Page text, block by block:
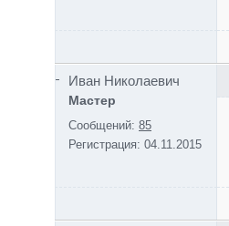
Иван Николаевич
Мастер
Сообщений: 85
Регистрация: 04.11.2015